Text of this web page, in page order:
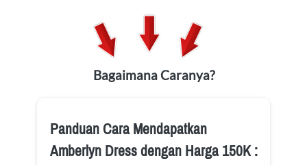
Bagaimana Caranya?
Panduan Cara Mendapatkan
Amberlyn Dress dengan Harga 150K :